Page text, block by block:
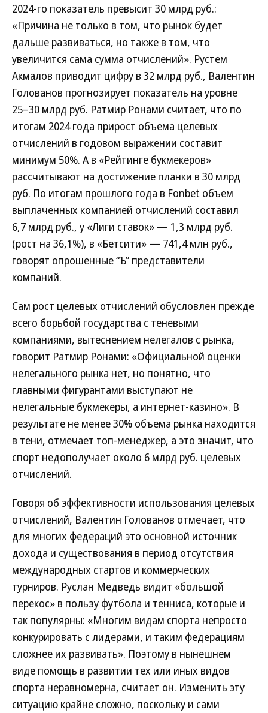
2024-го показатель превысит 30 млрд руб.:
«Причина не только в том, что рынок будет
дальше развиваться, но также в том, что
увеличится сама сумма отчислений». Рустем
Акмалов приводит цифру в 32 млрд руб., Валентин
Голованов прогнозирует показатель на уровне
25–30 млрд руб. Ратмир Ронами считает, что по
итогам 2024 года прирост объема целевых
отчислений в годовом выражении составит
минимум 50%. А в «Рейтинге букмекеров»
рассчитывают на достижение планки в 30 млрд
руб. По итогам прошлого года в Fonbet объем
выплаченных компанией отчислений составил
6,7 млрд руб., у «Лиги ставок» — 1,3 млрд руб.
(рост на 36,1%), в «Бетсити» — 741,4 млн руб.,
говорят опрошенные “Ъ” представители
компаний.
Сам рост целевых отчислений обусловлен прежде
всего борьбой государства с теневыми
компаниями, вытеснением нелегалов с рынка,
говорит Ратмир Ронами: «Официальной оценки
нелегального рынка нет, но понятно, что
главными фигурантами выступают не
нелегальные букмекеры, а интернет-казино». В
результате не менее 30% объема рынка находится
в тени, отмечает топ-менеджер, а это значит, что
спорт недополучает около 6 млрд руб. целевых
отчислений.
Говоря об эффективности использования целевых
отчислений, Валентин Голованов отмечает, что
для многих федераций это основной источник
дохода и существования в период отсутствия
международных стартов и коммерческих
турниров. Руслан Медведь видит «большой
перекос» в пользу футбола и тенниса, которые и
так популярны: «Многим видам спорта непросто
конкурировать с лидерами, и таким федерациям
сложнее их развивать». Поэтому в нынешнем
виде помощь в развитии тех или иных видов
спорта неравномерна, считает он. Изменить эту
ситуацию крайне сложно, поскольку и сами